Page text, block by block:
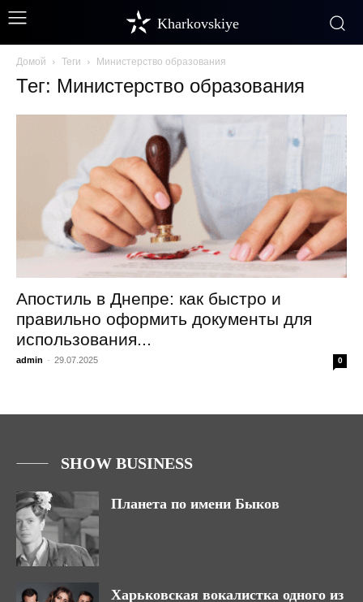
Kharkovskiye
Домой Теги Министерство образования
Тег: Министерство образования
Апостиль в Днепре: как быстро и
правильно оформить документы для
использования...
admin - 29.07.2025 0
SHOW BUSINESS
Планета по имени Быков
Харьковская вокалистка одного из